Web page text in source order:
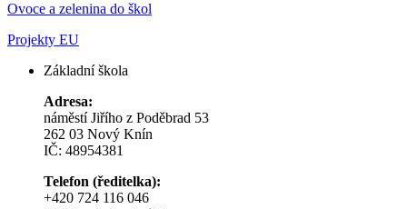
Ovoce a zelenina do škol
Projekty EU
Základní škola
Adresa:
náměstí Jiřího z Poděbrad 53
262 03 Nový Knín
IČ: 48954381
Telefon (ředitelka):
+420 724 116 046